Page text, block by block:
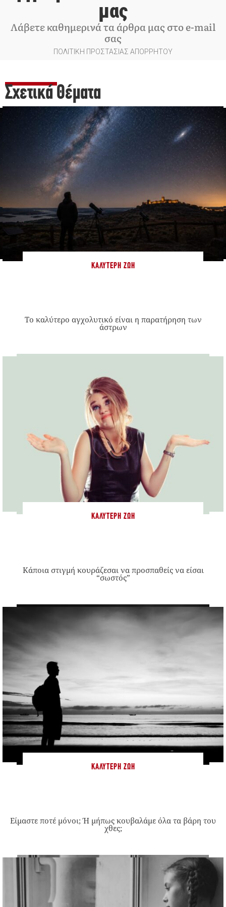
μας
Λάβετε καθημερινά τα άρθρα μας στο e-mail
σας
ΠΟΛΙΤΙΚΗ ΠΡΟΣΤΑΣΙΑΣ ΑΠΟΡΡΗΤΟΥ
Σχετικά Θέματα
ΚΑΛΎΤΕΡΗ ΖΩΉ
Το καλύτερο αγχολυτικό είναι η παρατήρηση των
άστρων
ΚΑΛΎΤΕΡΗ ΖΩΉ
Κάποια στιγμή κουράζεσαι να προσπαθείς να είσαι
“σωστός”
ΚΑΛΎΤΕΡΗ ΖΩΉ
Είμαστε ποτέ μόνοι; Ή μήπως κουβαλάμε όλα τα βάρη του
χθες;